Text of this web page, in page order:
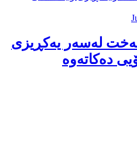
جەخت لەسەر یەکڕیزی
دەکاتەوە